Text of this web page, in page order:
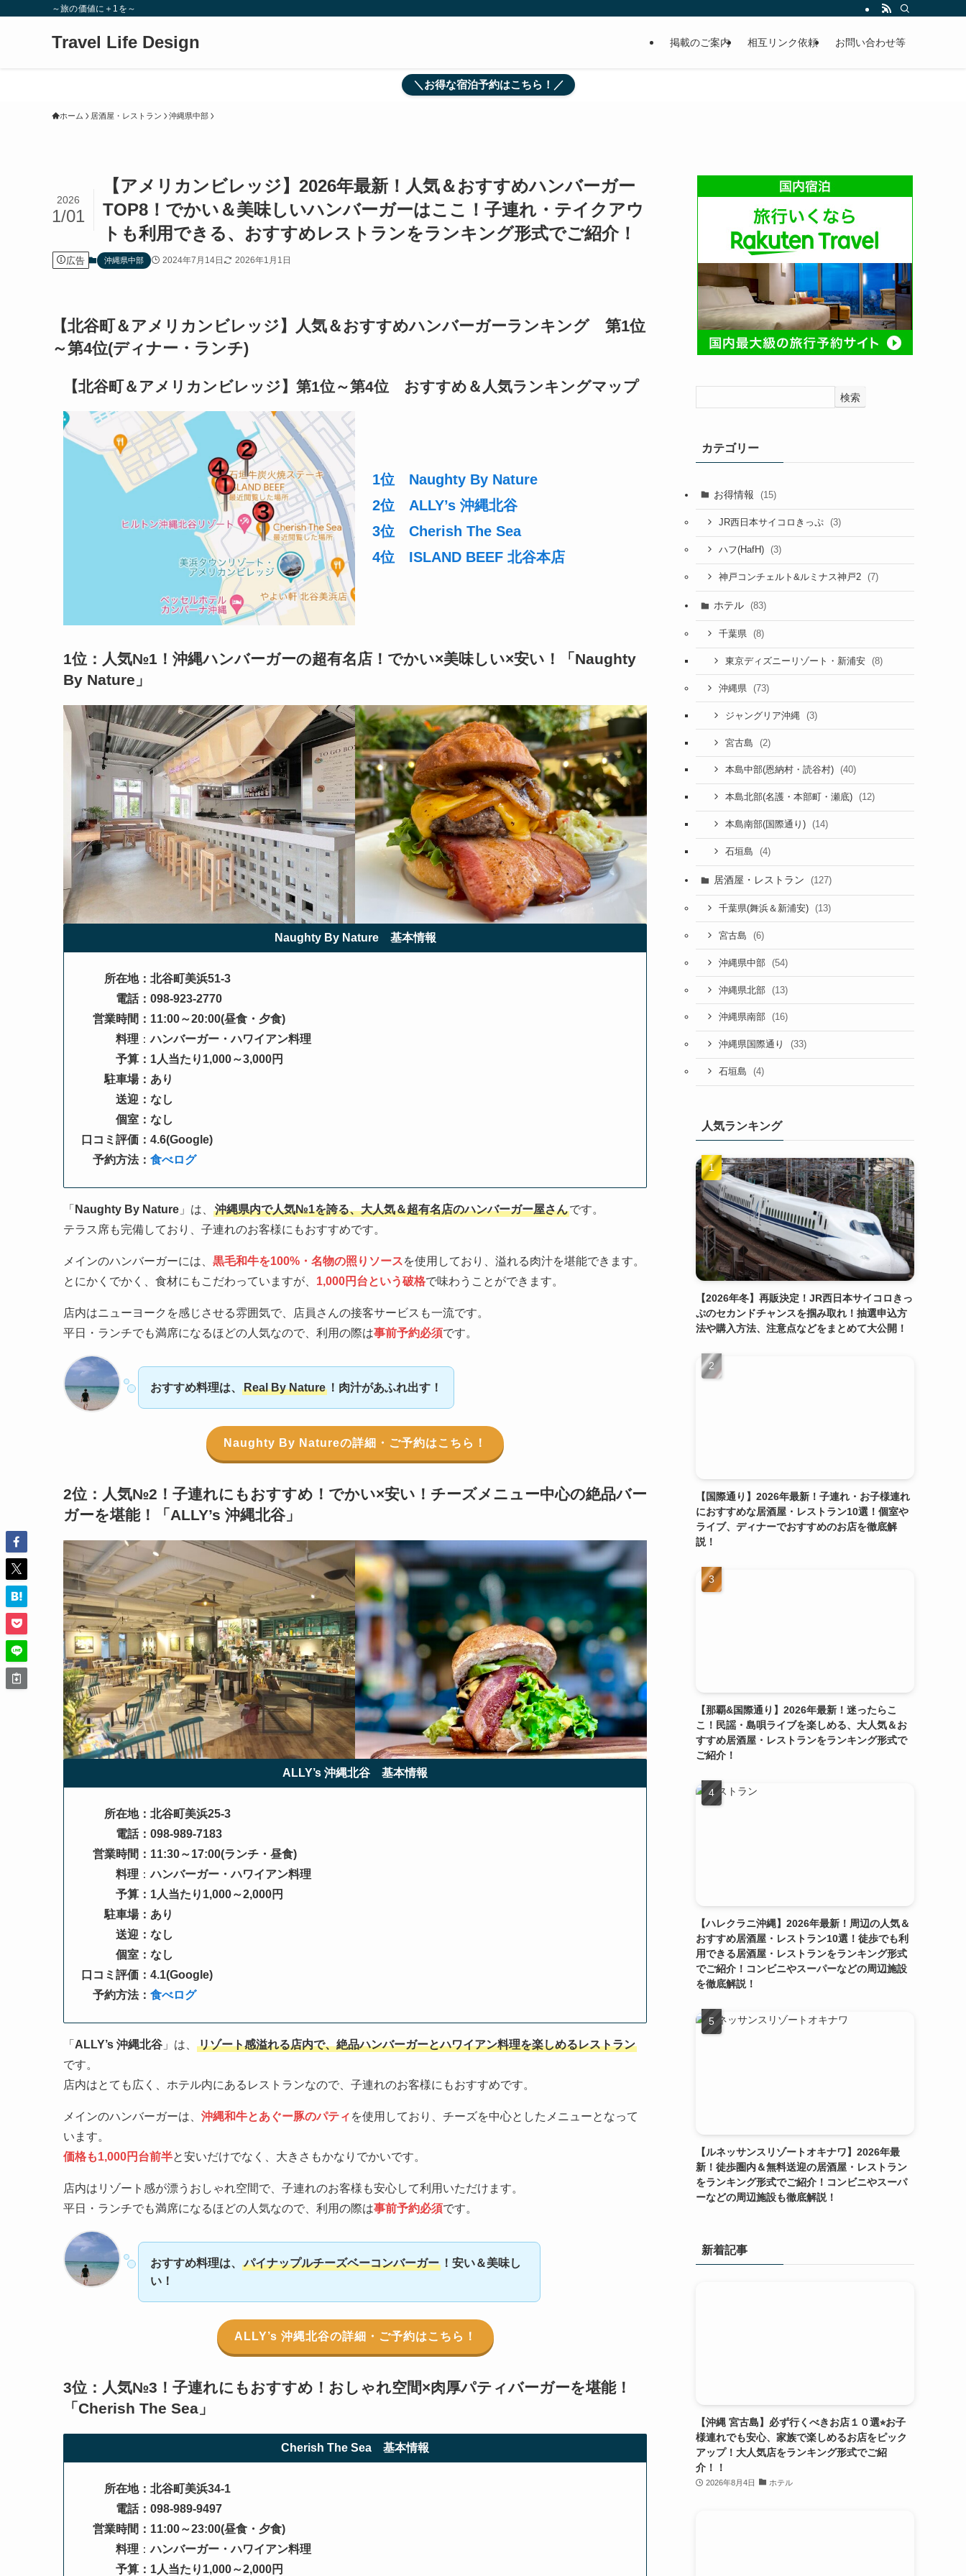
～旅の価値に＋1を～
Travel Life Design 掲載のご案内 相互リンク依頼 お問い合わせ等
＼お得な宿泊予約はこちら！／
ホーム 居酒屋・レストラン 沖縄県中部
【アメリカンビレッジ】2026年最新！人気＆おすすめハンバーガー
TOP8！でかい＆美味しいハンバーガーはここ！子連れ・テイクアウ
トも利用できる、おすすめレストランをランキング形式でご紹介！
2026
1/01
広告 沖縄県中部 2024年7月14日 2026年1月1日
【北谷町＆アメリカンビレッジ】人気＆おすすめハンバーガーランキング 第1位
～第4位(ディナー・ランチ)
【北谷町＆アメリカンビレッジ】第1位～第4位 おすすめ＆人気ランキングマップ
1位 Naughty By Nature
2位 ALLY’s 沖縄北谷
3位 Cherish The Sea
4位 ISLAND BEEF 北谷本店
1位：人気№1！沖縄ハンバーガーの超有名店！でかい×美味しい×安い！「 Naughty
By Nature 」
Naughty By Nature 基本情報
所在地：北谷町美浜51-3
電話：098-923-2770
営業時間：11:00～20:00(昼食・夕食)
料理 ：ハンバーガー・ハワイアン料理
予算：1人当たり1,000～3,000円
駐車場：あり
送迎：なし
個室：なし
口コミ評価：4.6(Google)
予約方法： 食べログ
「 Naughty By Nature 」は、 沖縄県内で人気№1を誇る、大人気＆超有名店のハンバーガー屋さんです。
テラス席も完備しており、子連れのお客様にもおすすめです。
メインのハンバーガーには、 黒毛和牛を100%・名物の照りソースを使用しており、溢れる肉汁を堪能できます。
とにかくでかく、食材にもこだわっていますが、 1,000円台という破格で味わうことができます。
店内はニューヨークを感じさせる雰囲気で、店員さんの接客サービスも一流です。
平日・ランチでも満席になるほどの人気なので、利用の際は事前予約必須です。
おすすめ料理は、 Real By Nature ！肉汁があふれ出す！
Naughty By Natureの詳細・ご予約はこちら！
2位：人気№2！子連れにもおすすめ！でかい×安い！チーズメニュー中心の絶品バー
ガーを堪能！「 ALLY’s 沖縄北谷」
ALLY’s 沖縄北谷 基本情報
所在地：北谷町美浜25-3
電話：098-989-7183
営業時間：11:30～17:00(ランチ・昼食)
料理 ：ハンバーガー・ハワイアン料理
予算：1人当たり1,000～2,000円
駐車場：あり
送迎：なし
個室：なし
口コミ評価：4.1(Google)
予約方法： 食べログ
「 ALLY’s 沖縄北谷 」は、
リゾート感溢れる店内で、絶品ハンバーガーとハワイアン料理を楽しめるレストラン
です。
店内はとても広く、ホテル内にあるレストランなので、子連れのお客様にもおすすめです。
メインのハンバーガーは、 沖縄和牛とあぐー豚のパティ を使用しており、チーズを中心としたメニューとなって
います。
価格も1,000円台前半と安いだけでなく、大きさもかなりでかいです。
店内はリゾート感が漂うおしゃれ空間で、子連れのお客様も安心して利用いただけます。
平日・ランチでも満席になるほどの人気なので、利用の際は事前予約必須です。
おすすめ料理は、 パイナップルチーズベーコンバーガー ！安い＆美味し
い！
ALLY’s 沖縄北谷の詳細・ご予約はこちら！
3位：人気№3！子連れにもおすすめ！おしゃれ空間×肉厚パティバーガーを堪能！
「 Cherish The Sea 」
Cherish The Sea 基本情報
所在地：北谷町美浜34-1
電話：098-989-9497
営業時間：11:00～23:00(昼食・夕食)
料理 ：ハンバーガー・ハワイアン料理
予算：1人当たり1,000～2,000円
検索
カテゴリー
お得情報 (15)
JR西日本サイコロきっぷ (3)
ハフ(HafH) (3)
神戸コンチェルト&ルミナス神戸2 (7)
ホテル (83)
千葉県 (8)
東京ディズニーリゾート・新浦安 (8)
沖縄県 (73)
ジャングリア沖縄 (3)
宮古島 (2)
本島中部(恩納村・読谷村) (40)
本島北部(名護・本部町・瀬底) (12)
本島南部(国際通り) (14)
石垣島 (4)
居酒屋・レストラン (127)
千葉県(舞浜＆新浦安) (13)
宮古島 (6)
沖縄県中部 (54)
沖縄県北部 (13)
沖縄県南部 (16)
沖縄県国際通り (33)
石垣島 (4)
人気ランキング
【2026年冬】再販決定！JR西日本サイコロきっ
ぷのセカンドチャンスを掴み取れ！抽選申込方
法や購入方法、注意点などをまとめて大公開！
【国際通り】2026年最新！子連れ・お子様連れ
におすすめな居酒屋・レストラン10選！個室や
ライブ、ディナーでおすすめのお店を徹底解
説！
【那覇&国際通り】2026年最新！迷ったらこ
こ！民謡・島唄ライブを楽しめる、大人気＆お
すすめ居酒屋・レストランをランキング形式で
ご紹介！
【ハレクラニ沖縄】2026年最新！周辺の人気＆
おすすめ居酒屋・レストラン10選！徒歩でも利
用できる居酒屋・レストランをランキング形式
でご紹介！コンビニやスーパーなどの周辺施設
を徹底解説！
【ルネッサンスリゾートオキナワ】2026年最
新！徒歩圏内＆無料送迎の居酒屋・レストラン
をランキング形式でご紹介！コンビニやスーパ
ーなどの周辺施設も徹底解説！
新着記事
【沖縄 宮古島】必ず行くべきお店１０選⭐︎お子
様連れでも安心、家族で楽しめるお店をピック
アップ！大人気店をランキング形式でご紹
介！！
2026年8月4日 ホテル